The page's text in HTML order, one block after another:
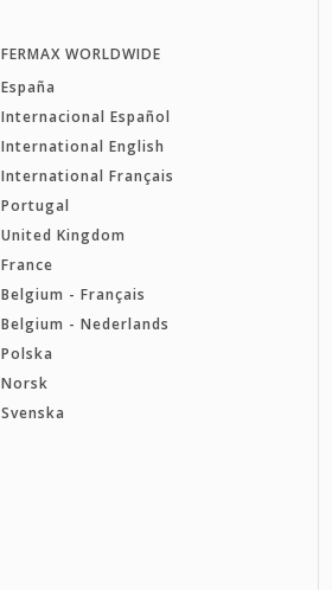
FERMAX WORLDWIDE
España
Internacional Español
International English
International Français
Portugal
United Kingdom
France
Belgium - Français
Belgium - Nederlands
Polska
Norsk
Svenska